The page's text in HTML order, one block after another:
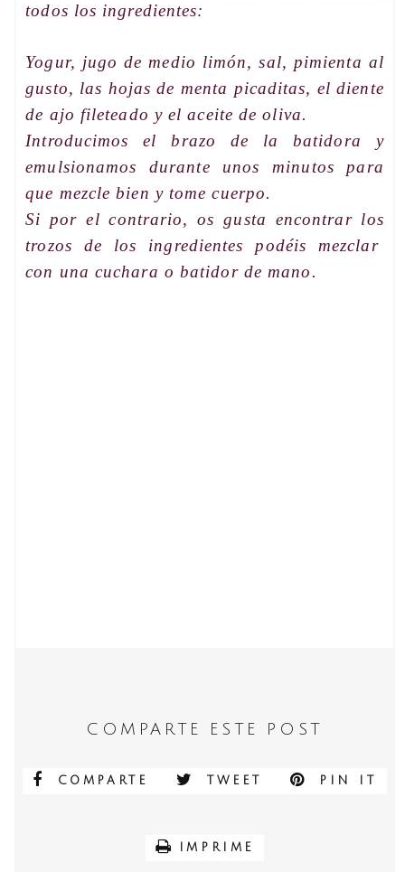
todos los ingredientes:
Yogur, jugo de medio limón, sal, pimienta al
gusto, las hojas de menta picaditas, el diente
de ajo fileteado y el aceite de oliva.
Introducimos elbrazo de la batidora y
emulsionamos durante unos minutos para
que mezcle bien y tome cuerpo.
Si por el contrario, os gusta encontrar los
trozos de los ingredientes podéis mezclar
con una cuchara o batidor de mano.
COMPARTE ESTE POST
COMPARTE TWEET PIN IT
IMPRIME